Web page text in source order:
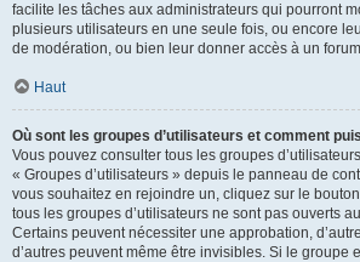
facilite les tâches aux administrateurs qui pourront
plusieurs utilisateurs en une seule fois, ou encore
de modération, ou bien leur donner accès à un
Haut
Où sont les groupes d’utilisateurs et comment
Vous pouvez consulter tous les groupes
« Groupes d’utilisateurs » depuis le panneau de
vous souhaitez en rejoindre un, cliquez sur le
tous les groupes d’utilisateurs ne sont pas ouverts
Certains peuvent nécessiter une approbation,
d’autres peuvent même être invisibles. Si le groupe